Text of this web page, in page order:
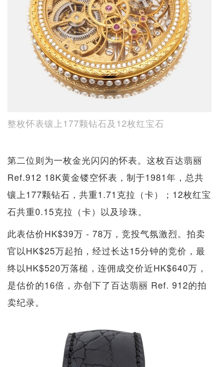
整枚怀表镶上177颗钻石及12枚红宝石
第二位则为一枚金光闪闪的怀表。这枚百达翡丽
Ref.912 18K黄金镂空怀表，制于1981年，总共
镶上177颗钻石，共重1.71克拉（卡）；12枚红宝
石共重0.15克拉（卡）以及珍珠。
此表估价HK$39万 - 78万，竞投气氛激烈。拍卖
官以HK$25万起拍，经过长达15分钟的竞价，最
终以HK$520万落槌，连佣成交价近HK$640万，
是估价的16倍，亦创下了百达翡丽 Ref. 912的拍
卖纪录。